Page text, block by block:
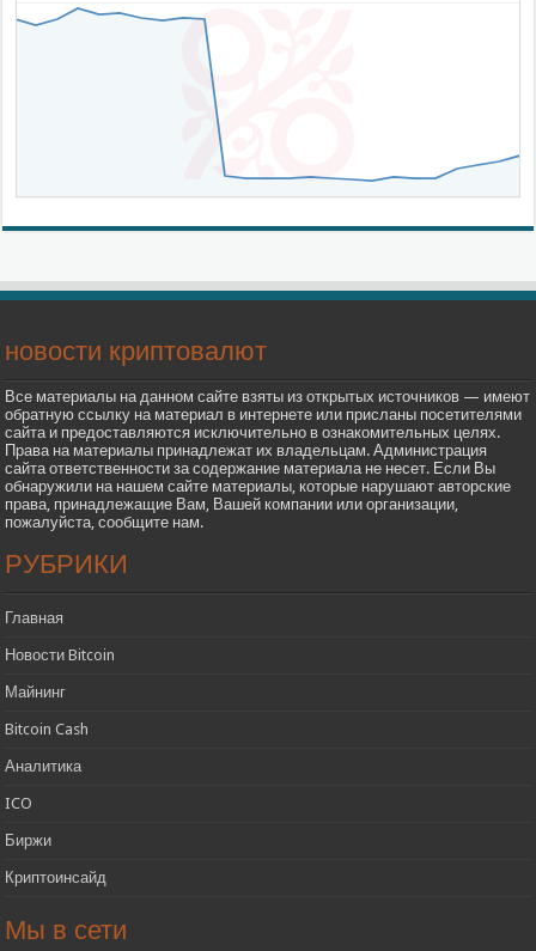
новости криптовалют
Все материалы на данном сайте взяты из открытых источников — имеют
обратную ссылку на материал в интернете или присланы посетителями
сайта и предоставляются исключительно в ознакомительных целях.
Права на материалы принадлежат их владельцам. Администрация
сайта ответственности за содержание материала не несет. Если Вы
обнаружили на нашем сайте материалы, которые нарушают авторские
права, принадлежащие Вам, Вашей компании или организации,
пожалуйста, сообщите нам.
РУБРИКИ
Главная
Новости Bitcoin
Майнинг
Bitcoin Cash
Аналитика
ICO
Биржи
Криптоинсайд
Мы в сети